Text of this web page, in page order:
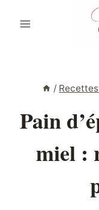
/
Pain
miel :